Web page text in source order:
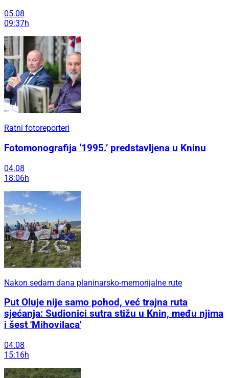
05.08
09:37h
Ratni fotoreporteri
Fotomonografija ‘1995.’ predstavljena u Kninu
04.08
18:06h
Nakon sedam dana planinarsko-memorijalne rute
Put Oluje nije samo pohod, već trajna ruta
sjećanja: Sudionici sutra stižu u Knin, među njima
i šest 'Mihovilaca'
04.08
15:16h